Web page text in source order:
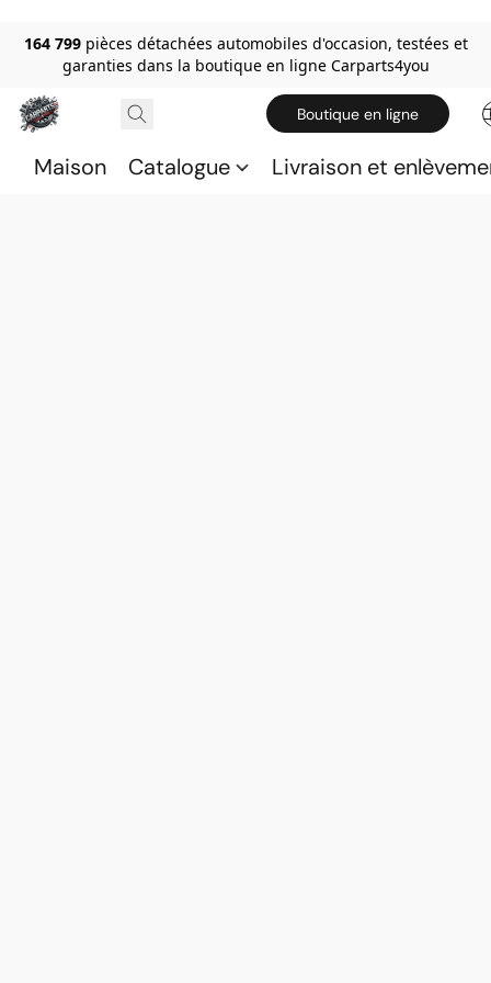
164 799 pièces détachées automobiles d'occasion, testées et
garanties dans la boutique en ligne Carparts4you
Boutique en ligne
Maison Catalogue Livraison et